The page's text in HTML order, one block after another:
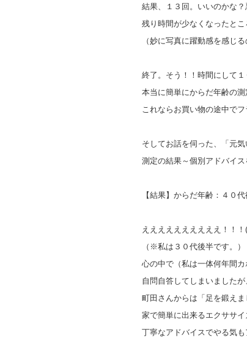
結果、１３回。いいのかな？
残り時間が少なくなったとこ
（妙に写真に躍動感を感じ
終了。そう！！時間にして１
本当に簡単にからだ年齢の測
これならお買い物の途中でフ
そしてお話を伺った、「元
測定の結果～個別アドバイス
【結果】からだ年齢：４０
ええええええええええ！！
（※私は３０代後半です。）
心の中で（私は一体何年間
自問自答してしまいましたが
町田さんからは「足を鍛えま
家で簡単に出来るエクササ
丁寧なアドバイスでやる気も